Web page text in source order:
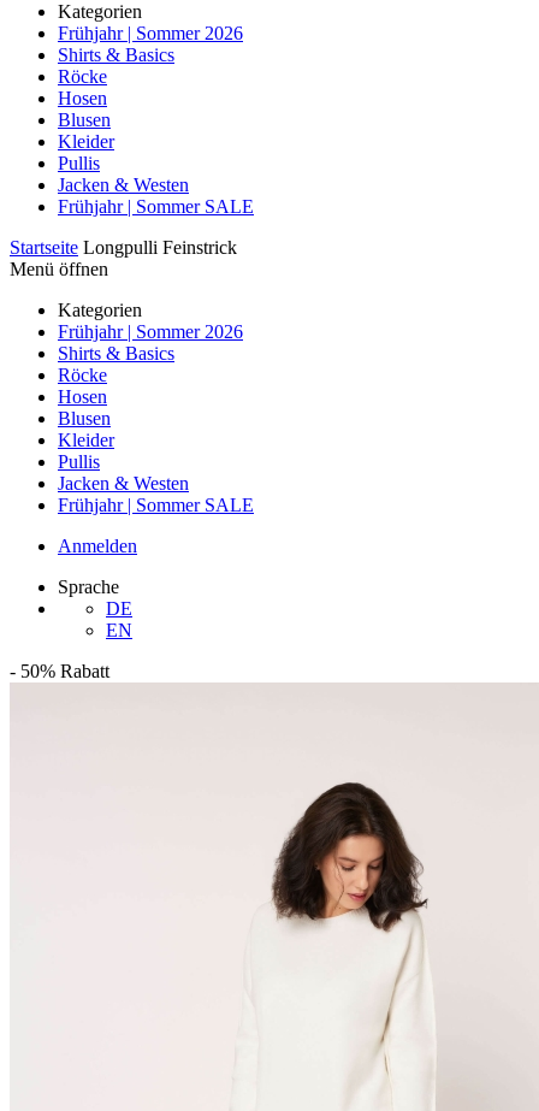
Kategorien
Frühjahr | Sommer 2026
Shirts & Basics
Röcke
Hosen
Blusen
Kleider
Pullis
Jacken & Westen
Frühjahr | Sommer SALE
Startseite Longpulli Feinstrick
Menü öffnen
Kategorien
Frühjahr | Sommer 2026
Shirts & Basics
Röcke
Hosen
Blusen
Kleider
Pullis
Jacken & Westen
Frühjahr | Sommer SALE
Anmelden
Sprache
DE
EN
- 50% Rabatt